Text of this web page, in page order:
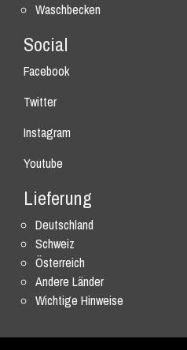
Waschbecken
Social
Facebook
Twitter
Instagram
Youtube
Lieferung
Deutschland
Schweiz
Österreich
Andere Länder
Wichtige Hinweise